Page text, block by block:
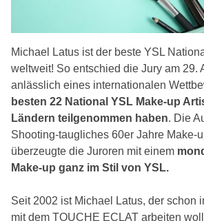
Michael Latus ist der beste YSL
weltweit! So entschied die Jury am 29.
anlässlich eines internationalen
besten 22 National YSL Make-up
Ländern teilgenommen haben. Die
Shooting-taugliches 60er Jahre Make-
überzeugte die Juroren mit einem
Make-up ganz im Stil von YSL.
Seit 2002 ist Michael Latus, der schon
mit dem TOUCHE ECLAT arbeiten